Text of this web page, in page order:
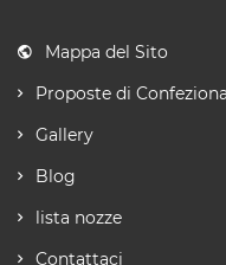
Mappa del Sito
Proposte di
Gallery
Blog
lista nozze
Contattaci